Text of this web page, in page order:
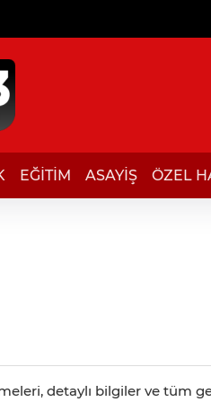
EĞİTİM ASAYİŞ ÖZEL
detaylı bilgiler ve tüm